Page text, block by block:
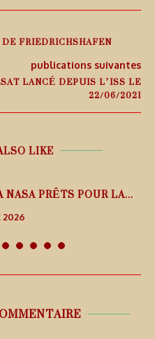
FRIEDRICHSHAFEN
publications suivantes
LANCÉ DEPUIS L’ISS LE
22/06/2021
LIKE
PRÊTS POUR LA...
2026